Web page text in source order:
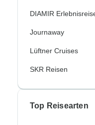
DIAMIR
Journaway
Lüftner Cruises
SKR Reisen
Top Reisearten